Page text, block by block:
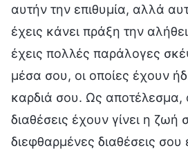
αυτήν την επιθυμία, αλλά
έχεις κάνει πράξη την
έχεις πολλές παράλογες
μέσα σου, οι οποίες έχουν
καρδιά σου. Ως αποτέλεσμα,
διαθέσεις έχουν γίνει η ζωή
διεφθαρμένες διαθέσεις σου